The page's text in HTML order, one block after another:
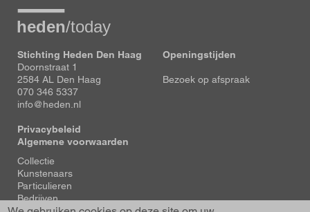
Stichting Heden Den Haag
Doornstraat 1
2584 AL Den Haag
070 346 5337
info@heden.nl
Privacybeleid
Algemene voorwaarden
Openingstijden
Bezoek op afspraak
Voet
Collectie
Kunstenaars
Particulieren
Bedrijven